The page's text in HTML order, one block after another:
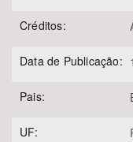
Créditos:
Data de Publicação:
Pais:
UF: